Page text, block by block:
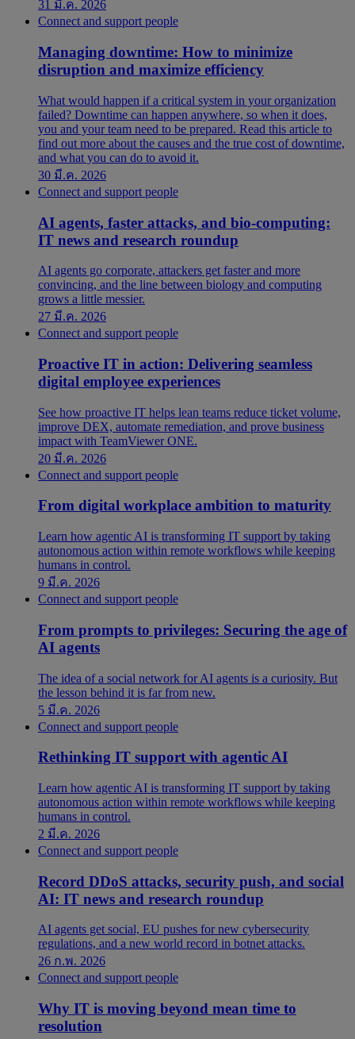
31 มี.ค. 2026
Connect and support people
Managing downtime: How to minimize
disruption and maximize efficiency
What would happen if a critical system in your organization
failed? Downtime can happen anywhere, so when it does,
you and your team need to be prepared. Read this article to
find out more about the causes and the true cost of downtime,
and what you can do to avoid it.
30 มี.ค. 2026
Connect and support people
AI agents, faster attacks, and bio-computing:
IT news and research roundup
AI agents go corporate, attackers get faster and more
convincing, and the line between biology and computing
grows a little messier.
27 มี.ค. 2026
Connect and support people
Proactive IT in action: Delivering seamless
digital employee experiences
See how proactive IT helps lean teams reduce ticket volume,
improve DEX, automate remediation, and prove business
impact with TeamViewer ONE.
20 มี.ค. 2026
Connect and support people
From digital workplace ambition to maturity
Learn how agentic AI is transforming IT support by taking
autonomous action within remote workflows while keeping
humans in control.
9 มี.ค. 2026
Connect and support people
From prompts to privileges: Securing the age of
AI agents
The idea of a social network for AI agents is a curiosity. But
the lesson behind it is far from new.
5 มี.ค. 2026
Connect and support people
Rethinking IT support with agentic AI
Learn how agentic AI is transforming IT support by taking
autonomous action within remote workflows while keeping
humans in control.
2 มี.ค. 2026
Connect and support people
Record DDoS attacks, security push, and social
AI: IT news and research roundup
AI agents get social, EU pushes for new cybersecurity
regulations, and a new world record in botnet attacks.
26 ก.พ. 2026
Connect and support people
Why IT is moving beyond mean time to
resolution